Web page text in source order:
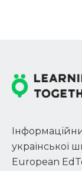
української
European